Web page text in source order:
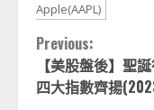
Apple(AAPL)
Continue
Reading
Previous:
【美股盤後】聖
四大指數齊揚